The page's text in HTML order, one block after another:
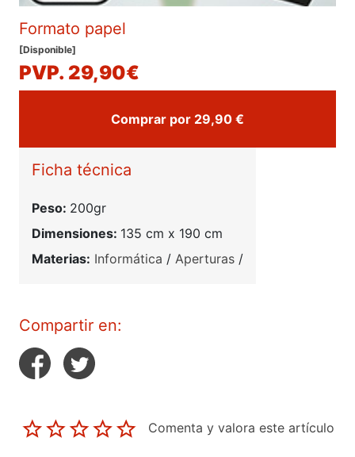
Formato papel
[Disponible]
PVP. 29,90€
Comprar por 29,90 €
Ficha técnica
Peso: 200gr
Dimensiones: 135 cm x 190 cm
Materias: Informática / Aperturas /
Compartir en:
Comenta y valora este artículo